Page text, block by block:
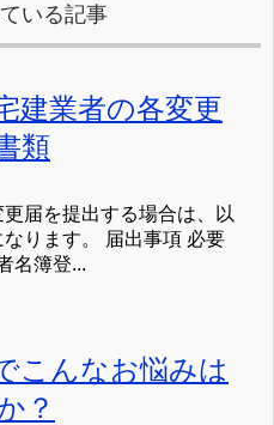
いる記事
建業者の各変更
類
届を提出する場合は、以
ります。 届出事項 必要
名簿登...
こんなお悩みは
？